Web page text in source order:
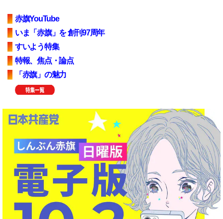
赤旗YouTube
いま「赤旗」を 創刊97周年
すいよう特集
特報、焦点・論点
「赤旗」の魅力